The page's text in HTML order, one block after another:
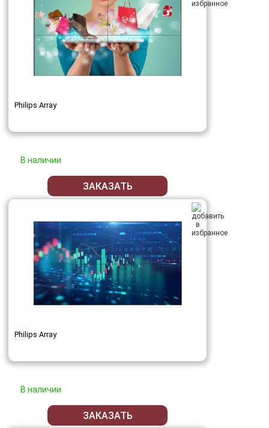
Philips Array
В наличии
ЗАКАЗАТЬ
Philips Array
В наличии
ЗАКАЗАТЬ